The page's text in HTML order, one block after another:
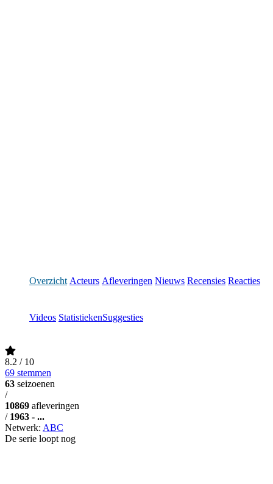
Overzicht Acteurs Afleveringen Nieuws Recensies Reacties
Videos StatistiekenSuggesties
8.2 / 10
69 stemmen
63 seizoenen
/
10869 afleveringen
/ 1963 - ...
Netwerk: ABC
De serie loopt nog